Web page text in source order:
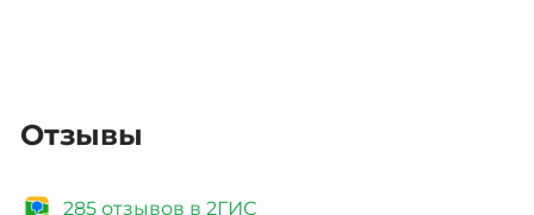
Отзывы
285 отзывов в 2ГИС